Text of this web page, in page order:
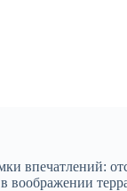
впечатлений: